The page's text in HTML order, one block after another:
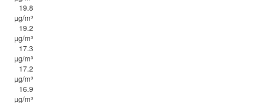
19.8
µg/m³
19.2
µg/m³
17.3
µg/m³
17.2
µg/m³
16.9
µg/m³